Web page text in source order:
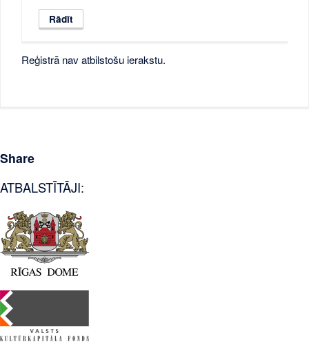
Reģistrā nav atbilstošu ierakstu.
Share
ATBALSTĪTĀJI: